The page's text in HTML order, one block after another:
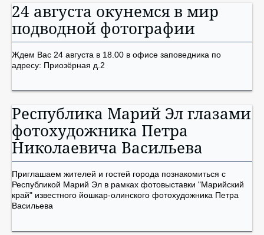
24 августа окунемся в мир
подводной фотографии
Ждем Вас 24 августа в 18.00 в офисе заповедника по
адресу: Приозёрная д.2
Республика Марий Эл глазами
фотохудожника Петра
Николаевича Васильева
Приглашаем жителей и гостей города познакомиться с
Республикой Марий Эл в рамках фотовыставки "Марийский
край" известного йошкар-олинского фотохудожника Петра
Васильева